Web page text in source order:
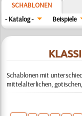
SCHABLONEN
- Katalog -
Beispiele
Schablonen mit
mittelalterlichen,